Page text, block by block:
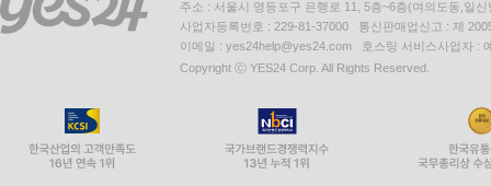
주소 : 서울시 영등포구 은행로 11, 5층~6층(여의도동,일신
사업자등록번호 : 229-81-37000 통신판매업신고 : 제
이메일 : yes24help@yes24.com 호스팅 서비스사업자 :
Copyright ⓒ YES24 Corp. All Rights Reserved.